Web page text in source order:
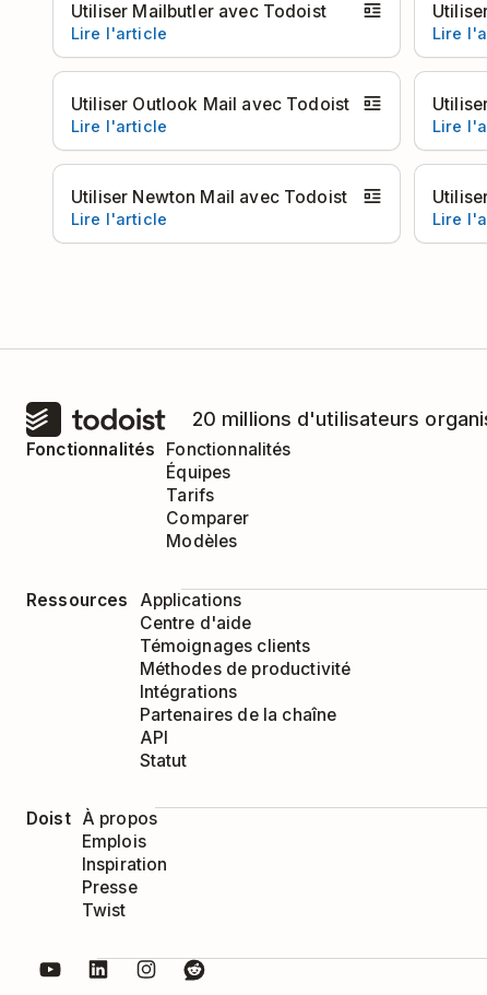
Utiliser Mailbutler avec Todoist
Lire l'article Lire
Utiliser Outlook Mail avec Todoist
Lire l'article Lire
Utiliser Newton Mail avec Todoist
Lire l'article Lire
20 millions d'utilisateurs
Fonctionnalités
Fonctionnalités
Équipes
Tarifs
Comparer
Modèles
Ressources
Applications
Centre d'aide
Témoignages clients
Méthodes de productivité
Intégrations
Partenaires de la chaîne
API
Statut
Doist À propos
Emplois
Inspiration
Presse
Twist